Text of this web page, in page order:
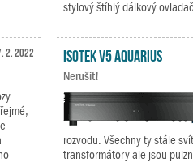
stylový štíhlý dálkový
2. 2022 IsoTek V5 Aquarius
Nerušit!
rozvodu. Všechny ty stále
transformátory ale jsou